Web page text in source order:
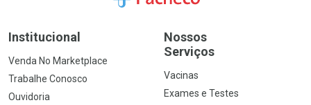
Institucional
Venda No Marketplace
Trabalhe Conosco
Ouvidoria
Nossos
Serviços
Vacinas
Exames e Testes